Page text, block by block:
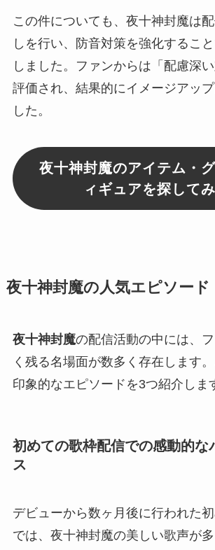
この件についても、夜十神封魔は
しを行い、防音対策を強化するこ
しました。ファンからは「配慮深
評価され、結果的にイメージアッ
した。
夜十神封魔のアイテム・
ィギュアを探して
夜十神封魔の人気エピソード
夜十神封魔の配信活動の中には、
く残る名場面が数多く存在します
印象的なエピソードを3つ紹介しま
初めての歌枠配信での感動的な
ス
デビューから数ヶ月後に行われた
では、夜十神封魔の美しい歌声が